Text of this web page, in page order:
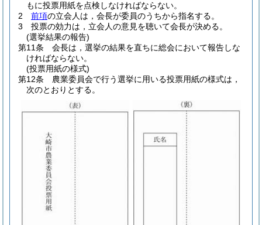
もに投票用紙を点検しなければならない。
2
前項の立会人は，会長が委員のうちから指名する。
3
投票の効力は，立会人の意見を聴いて会長が決める。
(選挙結果の報告)
第11条
会長は，選挙の結果を直ちに総会において報告しな
ければならない。
(投票用紙の様式)
第12条
農業委員会で行う選挙に用いる投票用紙の様式は，
次のとおりとする。